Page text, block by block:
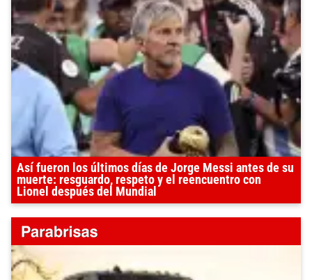
Así fueron los últimos días de Jorge Messi antes de su
muerte: resguardo, respeto y el reencuentro con
Lionel después del Mundial